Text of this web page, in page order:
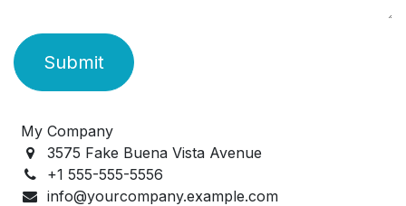
Submit
My Company
3575 Fake Buena Vista Avenue
+1 555-555-5556
info@yourcompany.example.com